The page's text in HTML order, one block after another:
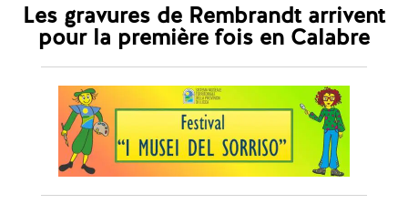
Les gravures de Rembrandt arrivent
pour la première fois en Calabre